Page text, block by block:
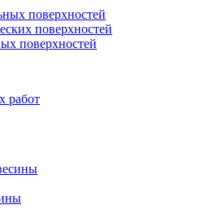
поверхностей
поверхностей
поверхностей
работ